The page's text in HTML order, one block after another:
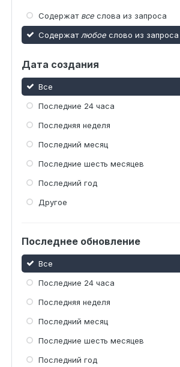
Содержат все слова из запроса
Содержат любое слово из запроса
Дата создания
Все
Последние 24 часа
Последняя неделя
Последний месяц
Последние шесть месяцев
Последний год
Другое
Последнее обновление
Все
Последние 24 часа
Последняя неделя
Последний месяц
Последние шесть месяцев
Последний год